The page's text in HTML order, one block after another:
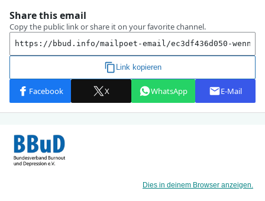
Dies in deinem Browser anzeigen.